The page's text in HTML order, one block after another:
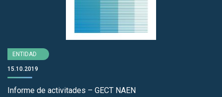
ENTIDAD
15.10.2019
Informe de activitades – GECT NAEN